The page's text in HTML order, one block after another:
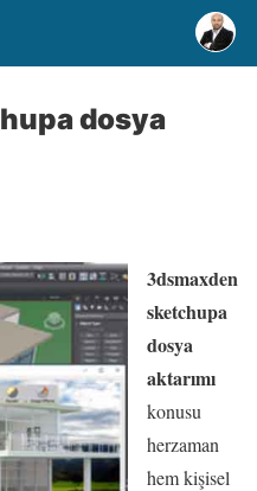
dosya
3dsmaxden
sketchupa
dosya
aktarımı
konusu
herzaman
hem kişisel